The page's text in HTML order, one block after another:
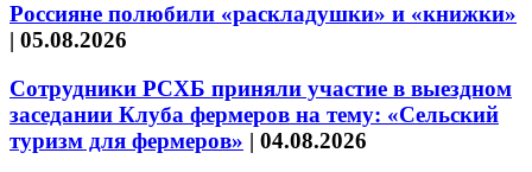
Россияне полюбили «раскладушки» и «книжки»
| 05.08.2026
Сотрудники РСХБ приняли участие в выездном
заседании Клуба фермеров на тему: «Сельский
туризм для фермеров» | 04.08.2026